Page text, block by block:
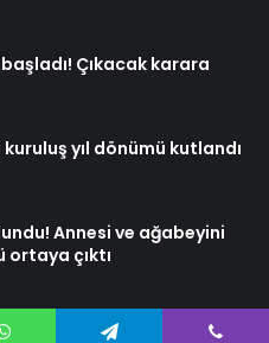
Çıkacak karara
kuruluş yıl dönümü kutlandı
Annesi ve ağabeyini
çıktı